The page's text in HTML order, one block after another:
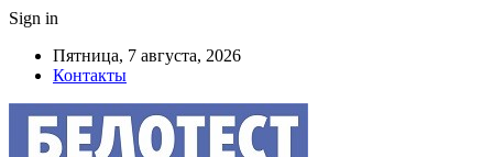
Sign in
Пятница, 7 августа, 2026
Контакты